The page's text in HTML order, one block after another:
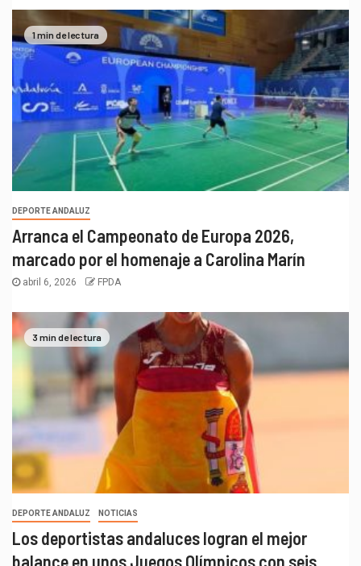
1 min de lectura
DEPORTE ANDALUZ
Arranca el Campeonato de Europa 2026,
marcado por el homenaje a Carolina Marín
abril 6, 2026 FPDA
3 min de lectura
DEPORTE ANDALUZ NOTICIAS
Los deportistas andaluces logran el mejor
balance en unos Juegos Olímpicos con seis